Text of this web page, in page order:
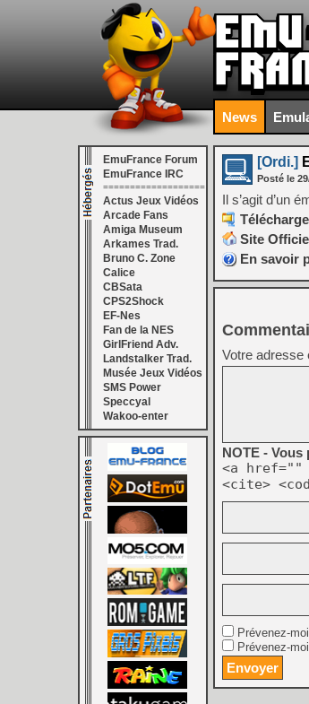
News
EmuFrance Forum
EmuFrance IRC
===================
Actus Jeux Vidéos
Arcade Fans
Amiga Museum
Arkames Trad.
Bruno C. Zone
Calice
CBSata
CPS2Shock
EF-Nes
Fan de la NES
GirlFriend Adv.
Landstalker Trad.
Musée Jeux Vidéos
SMS Power
Speccyal
Wakoo-enter
[Ordi.]
Posté le
Il s’agit d’un
Site
En savoir
Votre adresse
NOTE -
<a
<cite>
Prévenez-
Prévenez-